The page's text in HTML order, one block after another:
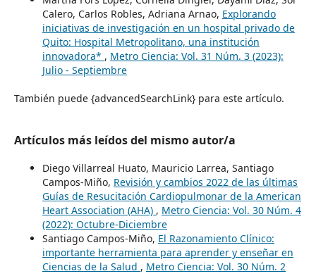
Calero, Carlos Robles, Adriana Arnao, Explorando
iniciativas de investigación en un hospital privado de
Quito: Hospital Metropolitano, una institución
innovadora* , Metro Ciencia: Vol. 31 Núm. 3 (2023):
Julio - Septiembre
También puede {advancedSearchLink} para este artículo.
Artículos más leídos del mismo autor/a
Diego Villarreal Huato, Mauricio Larrea, Santiago
Campos-Miño, Revisión y cambios 2022 de las últimas
Guías de Resucitación Cardiopulmonar de la American
Heart Association (AHA) , Metro Ciencia: Vol. 30 Núm. 4
(2022): Octubre-Diciembre
Santiago Campos-Miño, El Razonamiento Clínico:
importante herramienta para aprender y enseñar en
Ciencias de la Salud , Metro Ciencia: Vol. 30 Núm. 2